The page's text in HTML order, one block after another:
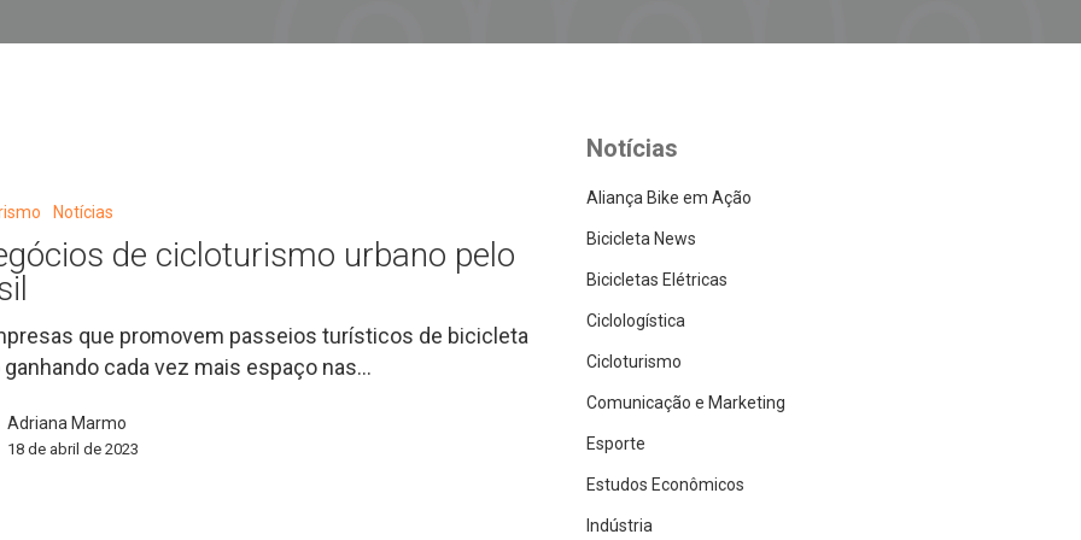
Notícias
de cicloturismo urbano pelo
que promovem passeios turísticos de bicicleta
cada vez mais espaço nas…
Adriana Marmo
18 de abril de 2023
Notícias
Aliança Bike em Ação
Bicicleta News
Bicicletas Elétricas
Ciclologística
Cicloturismo
Comunicação e Marketing
Esporte
Estudos Econômicos
Indústria